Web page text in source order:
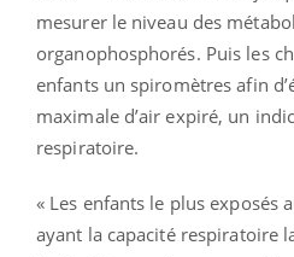
mesurer le niveau des
organophosphorés. Puis les
enfants un spiromètres afin
maximale d’air expiré, un
respiratoire.
« Les enfants le plus exposés
ayant la capacité respiratoire